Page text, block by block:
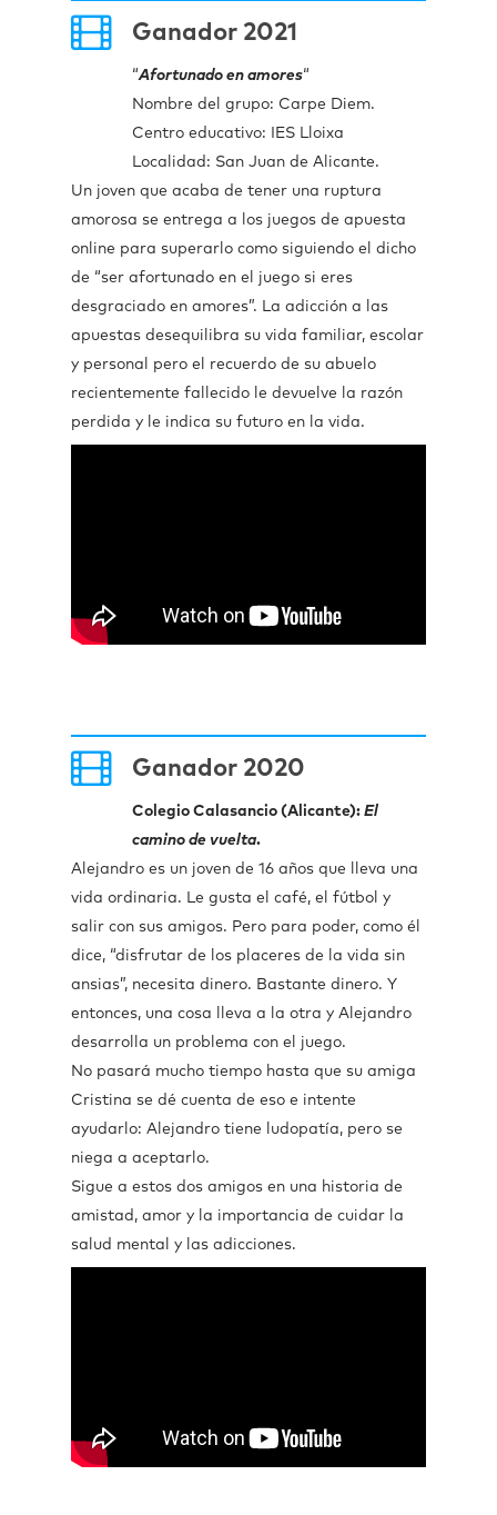
Ganador 2021
“Afortunado en amores“
Nombre del grupo: Carpe Diem.
Centro educativo: IES Lloixa
Localidad: San Juan de Alicante.
Un joven que acaba de tener una ruptura
amorosa se entrega a los juegos de apuesta
online para superarlo como siguiendo el dicho
de “ser afortunado en el juego si eres
desgraciado en amores”. La adicción a las
apuestas desequilibra su vida familiar, escolar
y personal pero el recuerdo de su abuelo
recientemente fallecido le devuelve la razón
perdida y le indica su futuro en la vida.
Ganador 2020
Colegio Calasancio (Alicante): El
camino de vuelta.
Alejandro es un joven de 16 años que lleva una
vida ordinaria. Le gusta el café, el fútbol y
salir con sus amigos. Pero para poder, como él
dice, “disfrutar de los placeres de la vida sin
ansias”, necesita dinero. Bastante dinero. Y
entonces, una cosa lleva a la otra y Alejandro
desarrolla un problema con el juego.
No pasará mucho tiempo hasta que su amiga
Cristina se dé cuenta de eso e intente
ayudarlo: Alejandro tiene ludopatía, pero se
niega a aceptarlo.
Sigue a estos dos amigos en una historia de
amistad, amor y la importancia de cuidar la
salud mental y las adicciones.